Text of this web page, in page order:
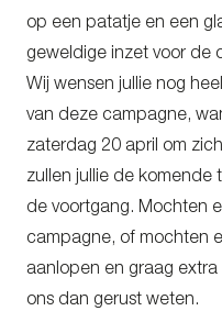
op een patatje en een
geweldige inzet voor de
Wij wensen jullie nog
van deze campagne,
zaterdag 20 april om
zullen jullie de komende
de voortgang. Mochten
campagne, of mochten
aanlopen en graag
ons dan gerust weten.